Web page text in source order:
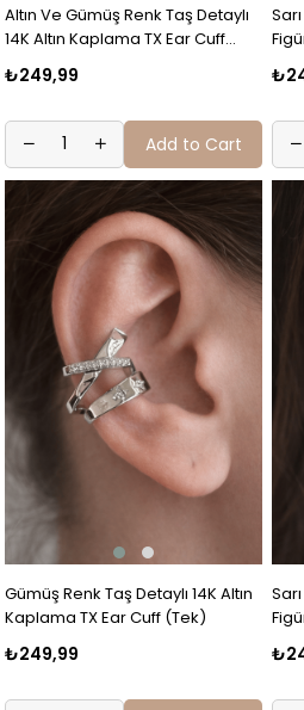
Altın Ve Gümüş Renk Taş Detaylı
14K Altın Kaplama TX Ear Cuff
₺249,99
Add to Cart
Gümüş Renk Taş Detaylı 14K Altın
Kaplama TX Ear Cuff (Tek)
₺249,99